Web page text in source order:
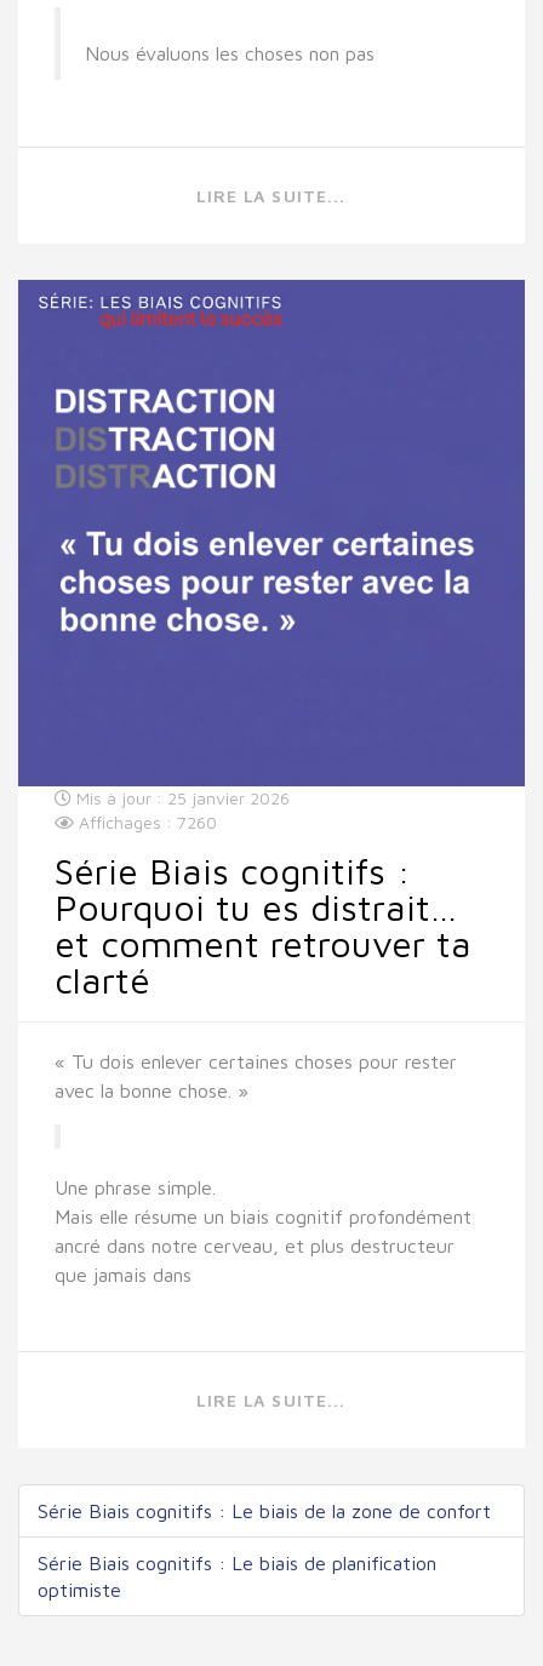
Nous évaluons les choses non pas
LIRE LA SUITE...
Mis à jour : 25 janvier 2026
Affichages : 7260
Série Biais cognitifs :
Pourquoi tu es distrait…
et comment retrouver ta
clarté
« Tu dois enlever certaines choses pour rester
avec la bonne chose. »
Une phrase simple.
Mais elle résume un biais cognitif profondément
ancré dans notre cerveau, et plus destructeur
que jamais dans
LIRE LA SUITE...
Série Biais cognitifs : Le biais de la zone de confort
Série Biais cognitifs : Le biais de planification
optimiste